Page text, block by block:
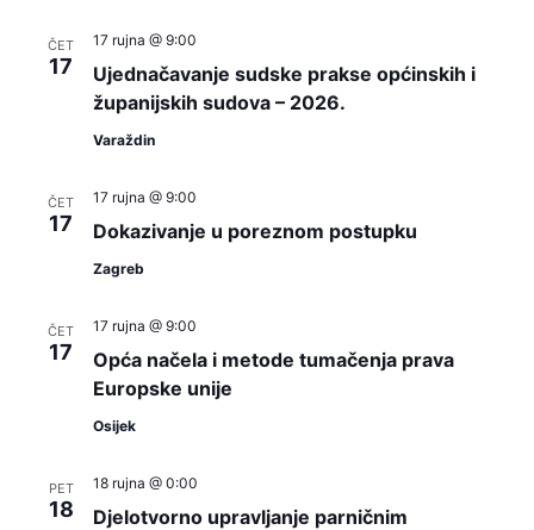
ČET
17
Ujednačavanje sudske prakse općinskih i
županijskih sudova – 2026.
17 rujna @ 9:00
Varaždin
ČET
17 Dokazivanje u poreznom postupku
17 rujna @ 9:00
Zagreb
ČET
17
Opća načela i metode tumačenja prava
Europske unije
17 rujna @ 9:00
Osijek
PET
18
Djelotvorno upravljanje parničnim
18 rujna @ 0:00